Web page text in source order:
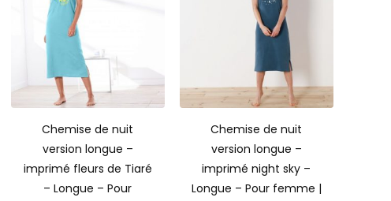
Chemise de nuit
version longue –
imprimé fleurs de Tiaré
– Longue – Pour
Chemise de nuit
version longue –
imprimé night sky –
Longue – Pour femme |